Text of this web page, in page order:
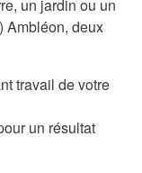
un jardin ou un
Ambléon, deux
travail de votre
un résultat